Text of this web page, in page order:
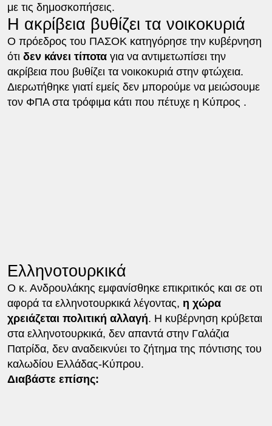
με τις δημοσκοπήσεις.
Η ακρίβεια βυθίζει τα νοικοκυριά
Ο πρόεδρος του ΠΑΣΟΚ κατηγόρησε την κυβέρνηση
ότι δεν κάνει τίποταγια να αντιμετωπίσει την
ακρίβεια που βυθίζει τα νοικοκυριά στην φτώχεια.
Διερωτήθηκε γιατί εμείς δεν μπορούμε να μειώσουμε
τον ΦΠΑ στα τρόφιμα κάτι που πέτυχε η Κύπρος .
Ελληνοτουρκικά
Ο κ. Ανδρουλάκης εμφανίσθηκε επικριτικός και σε οτι
αφορά τα ελληνοτουρκικά λέγοντας, η χώρα
χρειάζεται πολιτική αλλαγή. Η κυβέρνηση κρύβεται
στα ελληνοτουρκικά, δεν απαντά στην Γαλάζια
Πατρίδα, δεν αναδεικνύει το ζήτημα της πόντισης του
καλωδίου Ελλάδας-Κύπρου.
Διαβάστε επίσης: